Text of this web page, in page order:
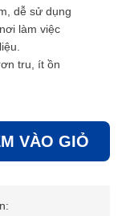
dễ sử dụng
làm việc
tru, ít ồn
VÀO GIỎ